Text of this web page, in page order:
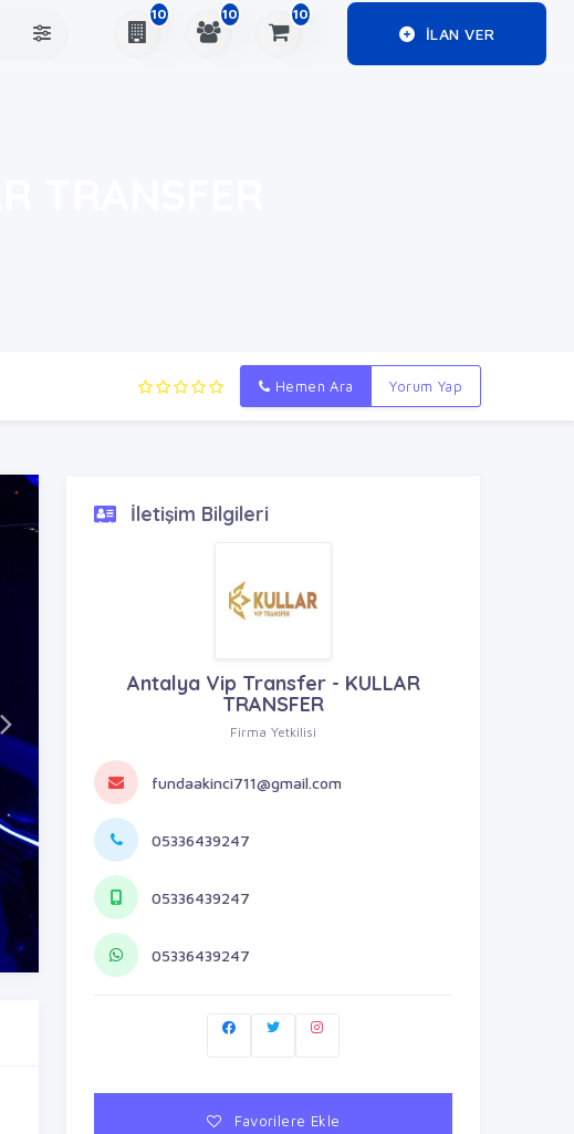
10 10 10
ILAN VER
Hemen Ara Yorum Yap
İletişim Bilgileri
Antalya Vip Transfer - KULLAR
TRANSFER
Firma Yetkilisi
fundaakinci711@gmail.com
05336439247
05336439247
05336439247
Favorilere Ekle